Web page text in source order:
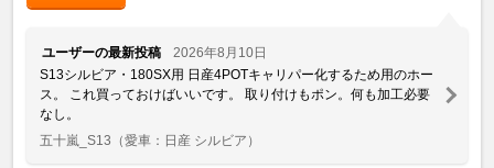
ユーザーの最新投稿
2026年8月10日
S13シルビア・180SX用 日産4POTキャリパー化するため用のホー
ス。 これ買っておけばいいです。 取り付けもポン。何も加工必要
なし。
五十嵐_S13 （愛車：日産 シルビア）